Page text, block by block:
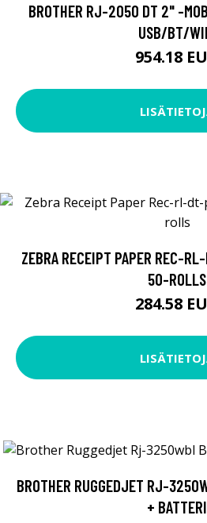
BROTHER RJ-2050 DT 2" -
USB/BT/
954.18
ZEBRA RECEIPT PAPER REC-
50-ROLLS
284.58
BROTHER RUGGEDJET RJ-
+ BATTERI